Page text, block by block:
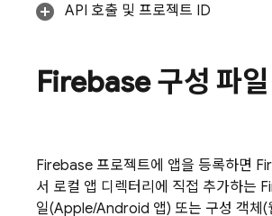
API 호출 및 프로젝트 ID
Firebase 구성 파일
Firebase 프로젝트에 앱을 등록하면
서 로컬 앱 디렉터리에 직접 추가하는
일(Apple/Android 앱) 또는 구성 객체(